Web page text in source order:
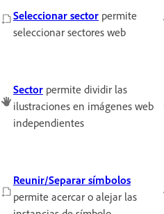
Seleccionar sector permite
seleccionar sectores web
Sector permite dividir las
ilustraciones en imágenes web
independientes
Reunir/Separar símbolos
permite acercar o alejar las